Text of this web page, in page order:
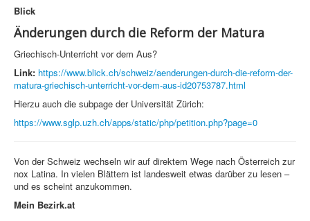
Blick
Änderungen durch die Reform der Matura
Griechisch-Unterricht vor dem Aus?
Link: https://www.blick.ch/schweiz/aenderungen-durch-die-reform-der-
matura-griechisch-unterricht-vor-dem-aus-id20753787.html
Hierzu auch die subpage der Universität Zürich:
https://www.sglp.uzh.ch/apps/static/php/petition.php?page=0
Von der Schweiz wechseln wir auf direktem Wege nach Österreich zur
nox Latina. In vielen Blättern ist landesweit etwas darüber zu lesen –
und es scheint anzukommen.
Mein Bezirk.at